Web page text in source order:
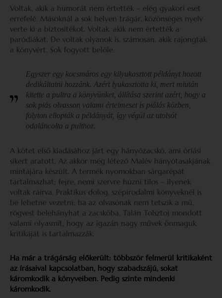
Voltak, akik a humorát nem értették – elég gyakori eset
errefelé. Másoknál a sok helyen trágár, közönséges nyelv
verte ki a biztosítékot. Voltak, akik nem értették a
paródiákat. De voltak olyanok is, számosan, akik rajongtak
a könyvért. Sok fogyott belőle.
Egyszer egy kocsmáros egy kilyukasztott példányt hozott
dedikáltatni hozzánk. Azért lyukasztotta ki, mert miután
kitette a pultra a könyvünket, állítása szerint azért, hogy a
sok piás olvasson valami értelmeset is piálás közben,
folyton ellopták a példányát, így végül az utolsót
odaláncolta a pulthoz.
A kötet első kiadásához járt egy hányózacskó, ami óriási
sikert aratott. Az akkor még létező Malév hányótasakjának
mintájára készült. A termék nyomokban sárgarépát
tartalmazhat; fejre, nemi szervre húzni tilos – ilyenek
voltak ráírva. Praktikus dolog, szépirodalmi könyveknél is
be lehetne vezetni: ha az olvasónak nem tetszik a mű,
rögvest belehányhat a zacskóba. Talán Tolsztoj mondott
valami olyasmit, hogy az igazán nagy művek önmaguk
kritikáját is tartalmazzák.
Ha már a trágárság előkerült: többször felmerül kritikaként
az írásaival kapcsolatban, hogy szabadszájú, sokat
káromkodik a könyveiben. Pedig szinte mindenki
káromkodik.